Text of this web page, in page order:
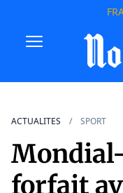
ACTUALITES SPORT
forfait